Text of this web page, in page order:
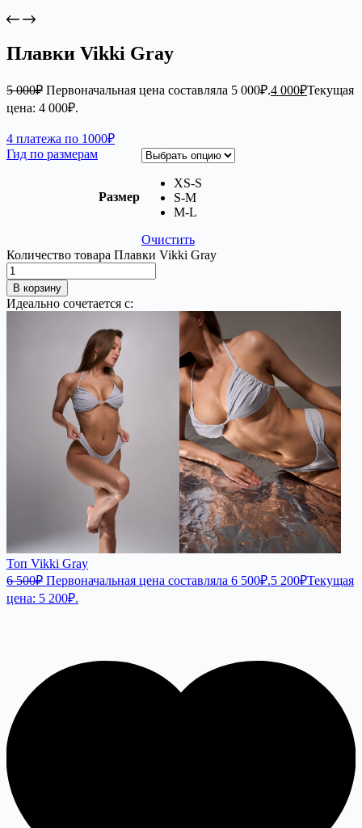
Плавки Vikki Gray
5 000₽ Первоначальная цена составляла 5 000₽.4 000₽Текущая
цена: 4 000₽.
4 платежа по 1000₽
Гид по размерам
Размер
XS-S
S-M
М-L
Очистить
Количество товара Плавки Vikki Gray
В корзину
Идеально сочетается с:
Топ Vikki Gray
6 500₽ Первоначальная цена составляла 6 500₽.5 200₽Текущая
цена: 5 200₽.